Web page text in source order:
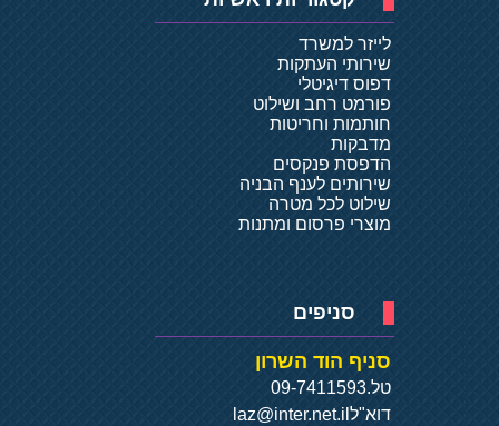
לייזר למשרד
שירותי העתקות
דפוס דיגיטלי
פורמט רחב ושילוט
חותמות וחריטות
מדבקות
הדפסת פנקסים
שירותים לענף הבניה
שילוט לכל מטרה
מוצרי פרסום ומתנות
סניפים
סניף הוד השרון
טל.09-7411593
דוא"ל laz@inter.net.il